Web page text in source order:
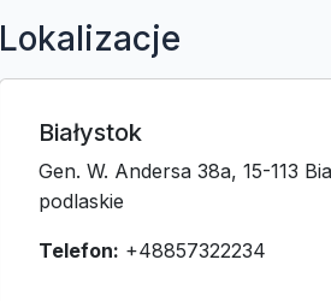
Lokalizacje
Białystok
Gen. W. Andersa 38a, 15-113
podlaskie
Telefon: +48857322234